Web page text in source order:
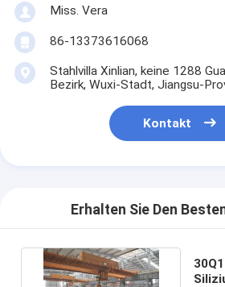
Miss. Vera
86-13373616068
Stahlvilla Xinlian, keine 1288
Bezirk, Wuxi-Stadt, Jiangsu-
Kontakt
Erhalten Sie Den